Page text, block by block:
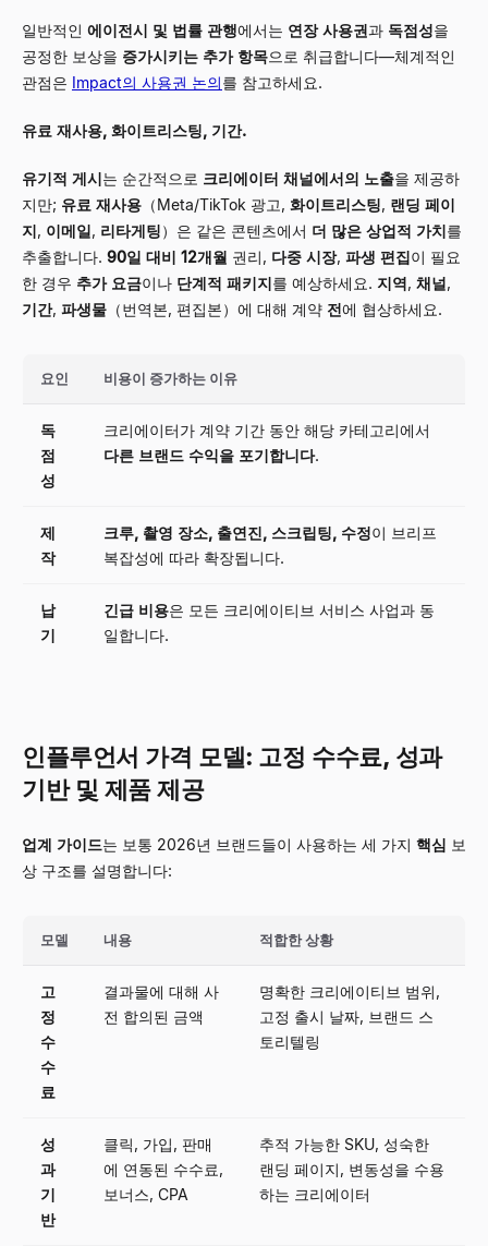
일반적인 에이전시 및 법률 관행에서는 연장 사용권과 독점성을
공정한 보상을 증가시키는 추가 항목으로 취급합니다—체계적인
관점은 Impact의 사용권 논의를 참고하세요.
유료 재사용, 화이트리스팅, 기간.
유기적 게시는 순간적으로 크리에이터 채널에서의 노출을 제공하
지만; 유료 재사용 （Meta/TikTok 광고, 화이트리스팅, 랜딩 페이
지, 이메일, 리타게팅）은 같은 콘텐츠에서 더 많은 상업적 가치를
추출합니다. 90일 대비 12개월 권리, 다중 시장, 파생 편집이 필요
한 경우 추가 요금이나 단계적 패키지를 예상하세요. 지역, 채널,
기간, 파생물 （번역본, 편집본）에 대해 계약 전에 협상하세요.
요인 비용이 증가하는 이유
독
점
성
크리에이터가 계약 기간 동안 해당 카테고리에서
다른 브랜드 수익을 포기합니다.
제
작
크루, 촬영 장소, 출연진, 스크립팅, 수정이 브리프
복잡성에 따라 확장됩니다.
납
기
긴급 비용은 모든 크리에이티브 서비스 사업과 동
일합니다.
인플루언서 가격 모델: 고정 수수료, 성과
기반 및 제품 제공
업계 가이드는 보통 2026년 브랜드들이 사용하는 세 가지 핵심 보
상 구조를 설명합니다:
모델 내용 적합한 상황
고
정
수
수
료
결과물에 대해 사
전 합의된 금액
명확한 크리에이티브 범위,
고정 출시 날짜, 브랜드 스
토리텔링
성
과
기
반
클릭, 가입, 판매
에 연동된 수수료,
보너스, CPA
추적 가능한 SKU, 성숙한
랜딩 페이지, 변동성을 수용
하는 크리에이터